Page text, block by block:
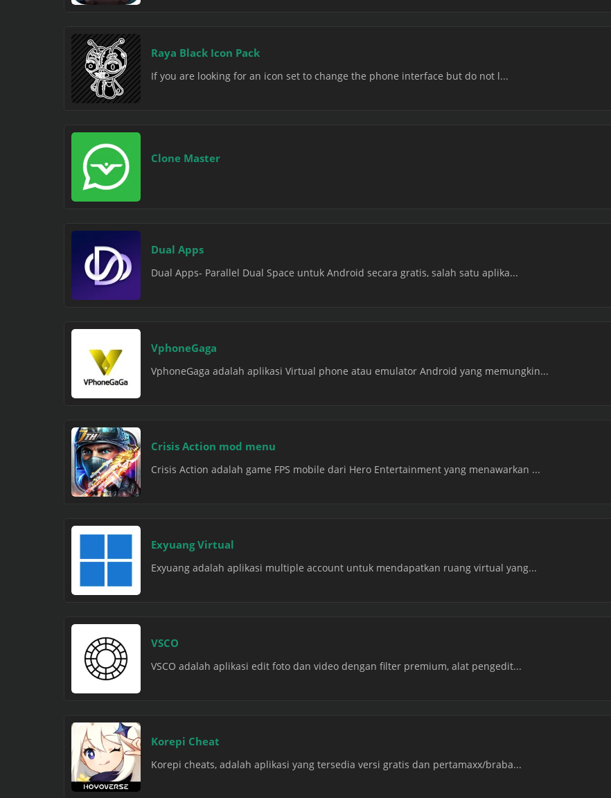
Raya Black Icon Pack
If you are looking for an icon set to change the phone interface but do not l...
Clone Master
Dual Apps
Dual Apps- Parallel Dual Space untuk Android secara gratis, salah satu aplika...
VphoneGaga
VphoneGaga adalah aplikasi Virtual phone atau emulator Android yang memungkin...
Crisis Action mod menu
Crisis Action adalah game FPS mobile dari Hero Entertainment yang menawarkan ...
Exyuang Virtual
Exyuang adalah aplikasi multiple account untuk mendapatkan ruang virtual yang...
VSCO
VSCO adalah aplikasi edit foto dan video dengan filter premium, alat pengedit...
Korepi Cheat
Korepi cheats, adalah aplikasi yang tersedia versi gratis dan pertamaxx/braba...